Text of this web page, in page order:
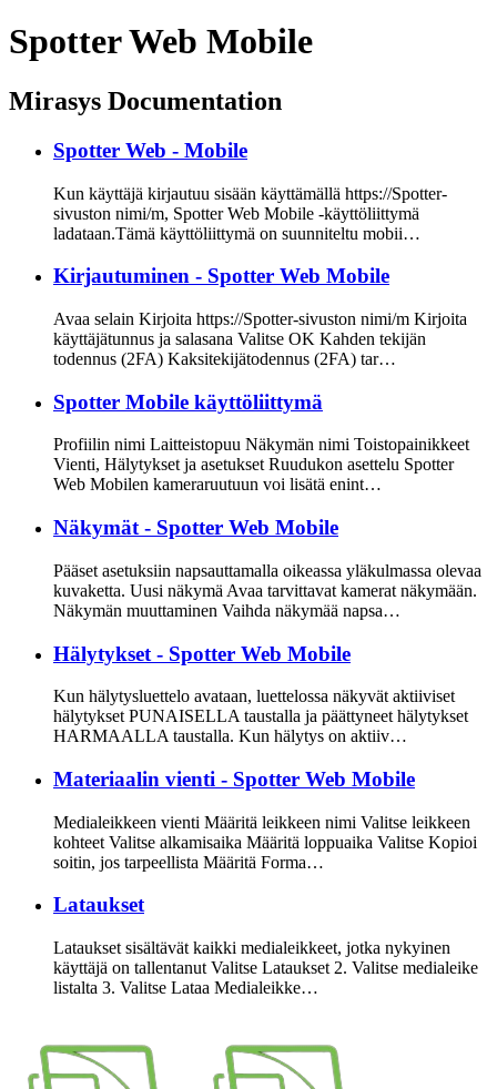
Spotter Web Mobile
Mirasys Documentation
Spotter Web - Mobile
Kun käyttäjä kirjautuu sisään käyttämällä https://Spotter-
sivuston nimi/m, Spotter Web Mobile -käyttöliittymä
ladataan.Tämä käyttöliittymä on suunniteltu mobii…
Kirjautuminen - Spotter Web Mobile
Avaa selain Kirjoita https://Spotter-sivuston nimi/m Kirjoita
käyttäjätunnus ja salasana Valitse OK Kahden tekijän
todennus (2FA) Kaksitekijätodennus (2FA) tar…
Spotter Mobile käyttöliittymä
Profiilin nimi Laitteistopuu Näkymän nimi Toistopainikkeet
Vienti, Hälytykset ja asetukset Ruudukon asettelu Spotter
Web Mobilen kameraruutuun voi lisätä enint…
Näkymät - Spotter Web Mobile
Pääset asetuksiin napsauttamalla oikeassa yläkulmassa olevaa
kuvaketta. Uusi näkymä Avaa tarvittavat kamerat näkymään.
Näkymän muuttaminen Vaihda näkymää napsa…
Hälytykset - Spotter Web Mobile
Kun hälytysluettelo avataan, luettelossa näkyvät aktiiviset
hälytykset PUNAISELLA taustalla ja päättyneet hälytykset
HARMAALLA taustalla. Kun hälytys on aktiiv…
Materiaalin vienti - Spotter Web Mobile
Medialeikkeen vienti Määritä leikkeen nimi Valitse leikkeen
kohteet Valitse alkamisaika Määritä loppuaika Valitse Kopioi
soitin, jos tarpeellista Määritä Forma…
Lataukset
Lataukset sisältävät kaikki medialeikkeet, jotka nykyinen
käyttäjä on tallentanut Valitse Lataukset 2. Valitse medialeike
listalta 3. Valitse Lataa Medialeikke…